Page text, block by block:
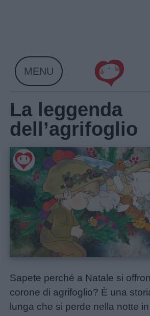
MENU
La leggenda
dell’agrifoglio
Sapete perché a Natale si
corone di agrifoglio? È una
lunga che si perde nella notte